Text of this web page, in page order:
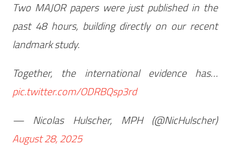
Two MAJOR papers were just published in the
past 48 hours, building directly on our recent
landmark study.
Together, the international evidence has…
pic.twitter.com/ODRBQsp3rd
— Nicolas Hulscher, MPH (@NicHulscher)
August 28, 2025